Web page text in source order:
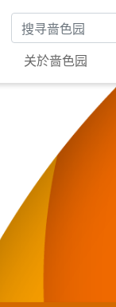
搜寻关键字
关於啬色园